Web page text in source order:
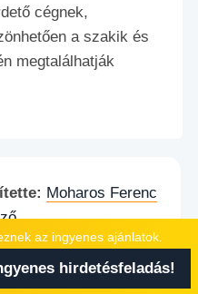
cégnek,
a szakik és
megtalálhatják
Moharos Ferenc
és
az ingyenes ajánlatok.
hirdetésfeladás!